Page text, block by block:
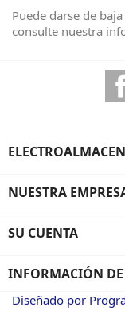
Puede darse de
consulte nuestra
ELECTROALMACEN
NUESTRA
SU CUENTA
INFORMACIÓN
Diseñado por